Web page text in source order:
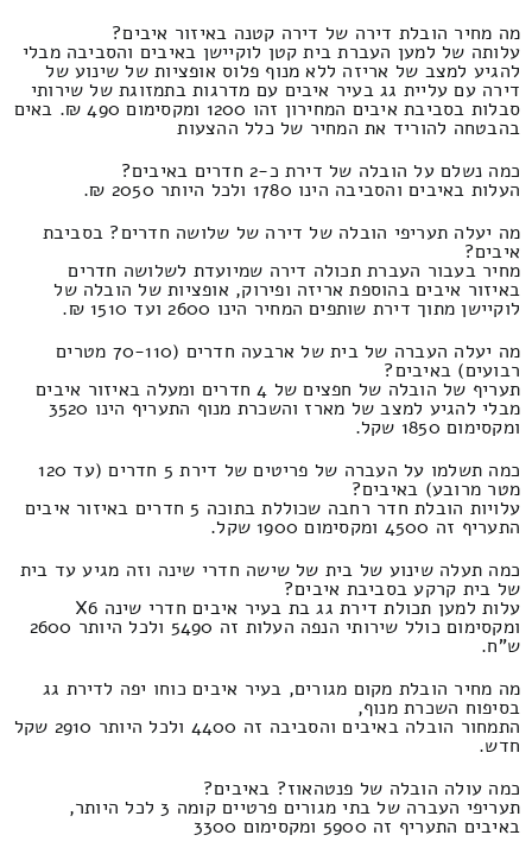
מה מחיר הובלת דירה של דירה קטנה באיזור איבים?
עלותה של למען העברת בית קטן לוקיישן באיבים והסביבה מבלי
להגיע למצב של אריזה ללא מנוף פלוס אופציות של שינוע של
דירה עם עליית גג בעיר איבים עם מדרגות בתמזוגת של שירותי
סבלות בסביבת איבים המחירון זהו 1200 ומקסימום 490 ₪. באים
בהבטחה להוריד את המחיר של כלל ההצעות
כמה נשלם על הובלה של דירת כ-2 חדרים באיבים?
העלות באיבים והסביבה הינו 1780 ולכל היותר 2050 ₪.
מה יעלה תעריפי הובלה של דירה של שלושה חדרים? בסביבת
איבים?
מחיר בעבור העברת תכולה דירה שמיועדת לשלושה חדרים
באיזור איבים בהוספת אריזה ופירוק, אופציות של הובלה של
לוקיישן מתוך דירת שותפים המחיר הינו 2600 ועד 1510 ₪.
מה יעלה העברה של בית של ארבעה חדרים (70-110 מטרים
רבועים) באיבים?
תעריף של הובלה של חפצים של 4 חדרים ומעלה באיזור איבים
מבלי להגיע למצב של מארז והשכרת מנוף התעריף הינו 3520
ומקסימום 1850 שקל.
כמה תשלמו על העברה של פריטים של דירת 5 חדרים (עד 120
מטר מרובע) באיבים?
עלויות הובלת חדר רחבה שכוללת בתוכה 5 חדרים באיזור איבים
התעריף זה 4500 ומקסימום 1900 שקל.
כמה תעלה שינוע של בית של שישה חדרי שינה וזה מגיע עד בית
של בית קרקע בסביבת איבים?
עלות למען תכולת דירת גג בת בעיר איבים חדרי שינה X6
ומקסימום כולל שירותי הנפה העלות זה 5490 ולכל היותר 2600
ש"ח.
מה מחיר הובלת מקום מגורים, בעיר איבים כוחו יפה לדירת גג
בסיפוח השכרת מנוף,
התמחור הובלה באיבים והסביבה זה 4400 ולכל היותר 2910 שקל
חדש.
כמה עולה הובלה של פנטהאוז? באיבים?
תעריפי העברה של בתי מגורים פרטיים קומה 3 לכל היותר,
באיבים התעריף זה 5900 ומקסימום 3300